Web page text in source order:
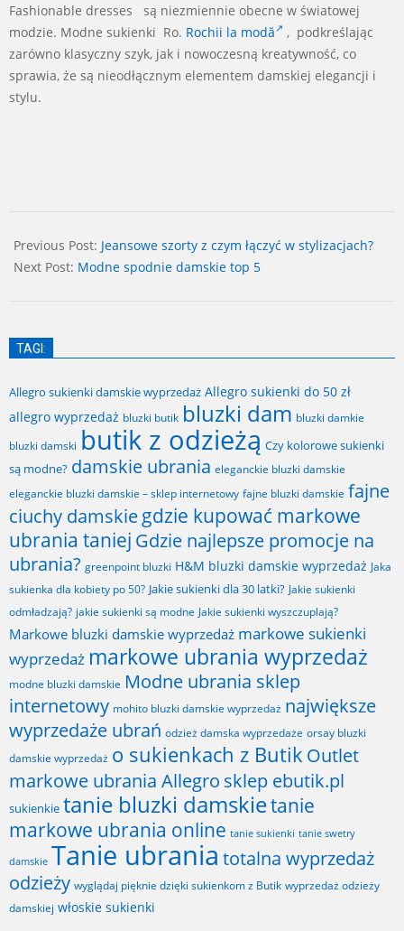
Fashionable dresses są niezmiennie obecne w światowej
modzie. Modne sukienki Ro. Rochii la modă
, podkreślając
zarówno klasyczny szyk, jak i nowoczesną kreatywność, co
sprawia, że są nieodłącznym elementem damskiej elegancji i
stylu.
05-
08
Previous Post: Jeansowe szorty z czym łączyć w stylizacjach?
Next Post: Modne spodnie damskie top 5
TAGI:
Allegro sukienki damskie wyprzedaż Allegro sukienki do 50 zł
allegro wyprzedaż bluzki butik bluzki dam bluzki damkie
bluzki damski butik z odzieżą Czy kolorowe sukienki
są modne? damskie ubrania eleganckie bluzki damskie
eleganckie bluzki damskie – sklep internetowy fajne bluzki damskie fajne
ciuchy damskiegdzie kupować markowe
ubrania taniej Gdzie najlepsze promocje na
ubrania? greenpoint bluzki H&M bluzki damskie wyprzedaż Jaka
sukienka dla kobiety po 50? Jakie sukienki dla 30 latki? Jakie sukienki
odmładzają? jakie sukienki są modne Jakie sukienki wyszczuplają?
Markowe bluzki damskie wyprzedaż markowe sukienki
wyprzedaż markowe ubrania wyprzedaż
modne bluzki damskie Modne ubrania sklep
internetowy mohito bluzki damskie wyprzedaż największe
wyprzedaże ubrań odzież damska wyprzedaże orsay bluzki
damskie wyprzedaż o sukienkach z Butik Outlet
markowe ubrania Allegro sklep ebutik.pl
sukienkie tanie bluzki damskietanie
markowe ubrania online tanie sukienki tanie swetry
damskie Tanie ubrania totalna wyprzedaż
odzieży wyglądaj pięknie dzięki sukienkom z Butik wyprzedaż odzieży
damskiej włoskie sukienki